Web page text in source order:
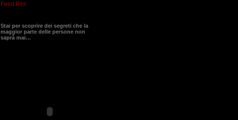
Feed Rss
Stai per scoprire dei segreti che la
maggior parte delle persone non
saprà mai…